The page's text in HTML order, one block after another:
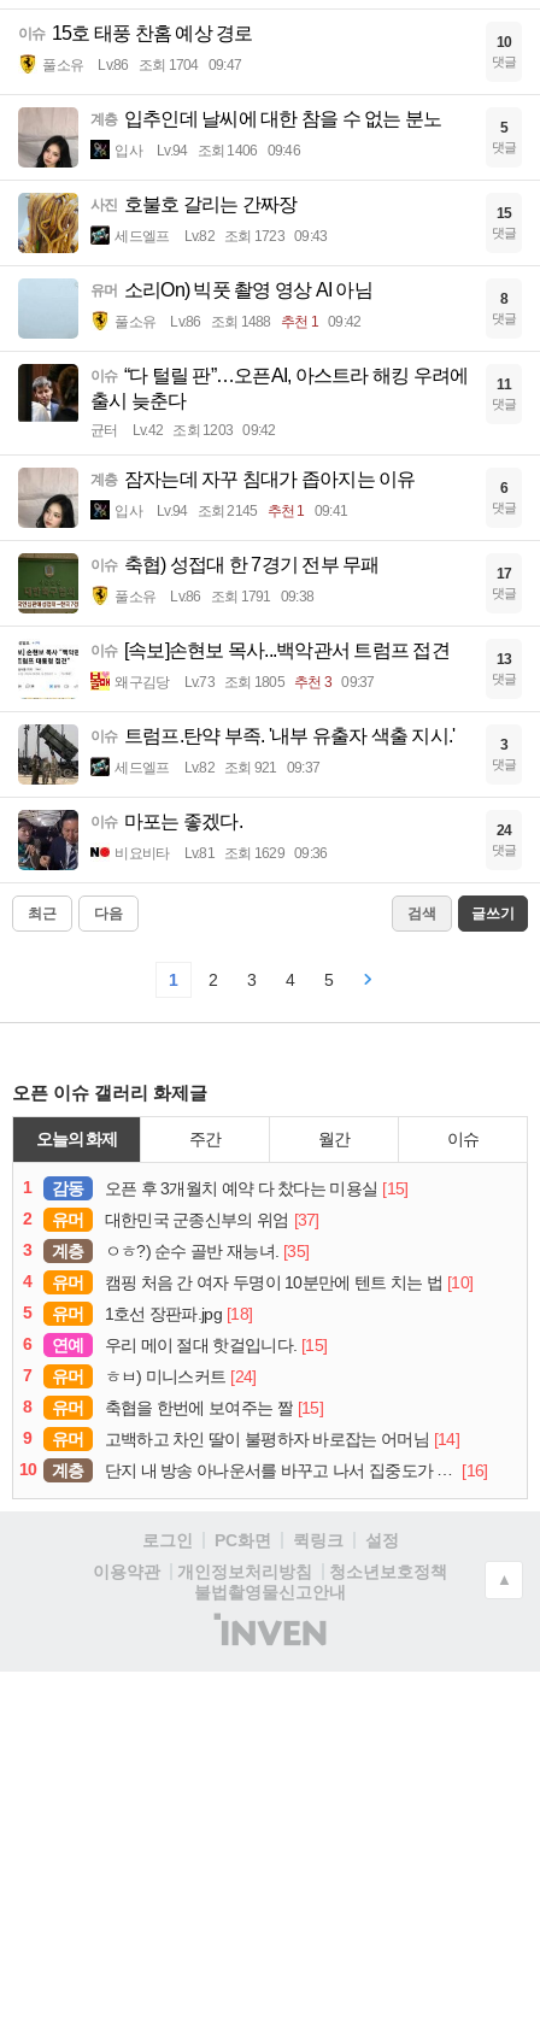
이슈 15호 태풍 찬홈 예상 경로
풀소유 Lv.86 조회 1704 09:47
10
댓글
계층 입추인데 날씨에 대한 참을 수 없는 분노
입사 Lv.94 조회 1406 09:46
5
댓글
사진 호불호 갈리는 간짜장
세드엘프 Lv.82 조회 1723 09:43
15
댓글
유머 소리On) 빅풋 촬영 영상 AI 아님
풀소유 Lv.86 조회 1488 추천 1 09:42
8
댓글
이슈 “다 털릴 판”…오픈AI, 아스트라 해킹 우려에
출시 늦춘다
균터 Lv.42 조회 1203 09:42
11
댓글
계층 잠자는데 자꾸 침대가 좁아지는 이유
입사 Lv.94 조회 2145 추천 1 09:41
6
댓글
이슈 축협) 성접대 한 7경기 전부 무패
풀소유 Lv.86 조회 1791 09:38
17
댓글
이슈 [속보]손현보 목사...백악관서 트럼프 접견
왜구김당 Lv.73 조회 1805 추천 3 09:37
13
댓글
이슈 트럼프.탄약 부족. '내부 유출자 색출 지시.'
세드엘프 Lv.82 조회 921 09:37
3
댓글
이슈 마포는 좋겠다.
비요비타 Lv.81 조회 1629 09:36
24
댓글
최근 다음 검색 글쓰기
1 2 3 4 5
오픈 이슈 갤러리 화제글
오늘의 화제 주간 월간 이슈
1 감동 오픈 후 3개월치 예약 다 찼다는 미용실 [15]
2
유머 대한민국 군종신부의 위엄 [37]
3
계층 ㅇㅎ?) 순수 골반 재능녀. [35]
4
유머 캠핑 처음 간 여자 두명이 10분만에 텐트 치는 법 [10]
5
유머 1호선 장판파.jpg [18]
6
연예 우리 메이 절대 핫걸입니다. [15]
7
유머 ㅎㅂ) 미니스커트 [24]
8
유머 축협을 한번에 보여주는 짤 [15]
9
유머 고백하고 차인 딸이 불평하자 바로잡는 어머님 [14]
10
계층 단지 내 방송 아나운서를 바꾸고 나서 집중도가 확 올라갔다는 한 아파트의 안내방송 [16]
로그인 PC화면 퀵링크
설정
이용약관
개인정보처리방침
청소년보호정책
불법촬영물신고안내
(주)
인
▲